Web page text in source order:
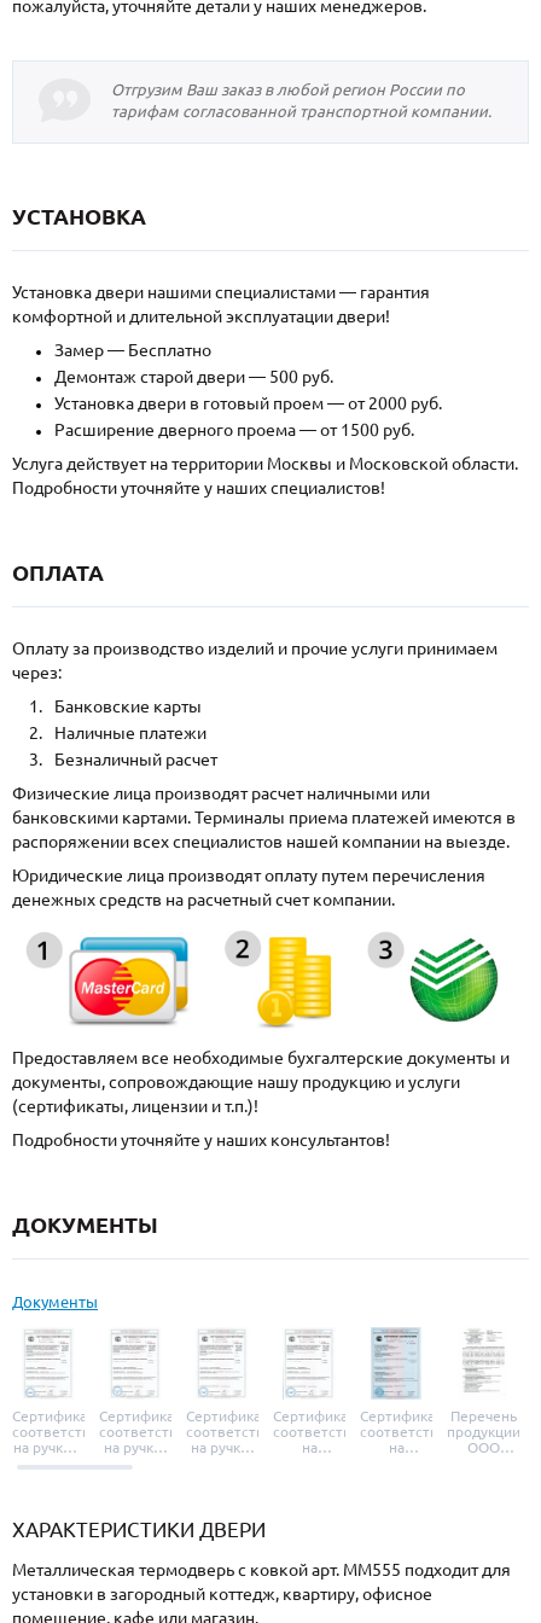
пожалуйста, уточняйте детали у наших менеджеров.
Отгрузим Ваш заказ в любой регион России по
тарифам согласованной транспортной компании.
УСТАНОВКА
Установка двери нашими специалистами — гарантия
комфортной и длительной эксплуатации двери!
Замер — Бесплатно
Демонтаж старой двери — 500 руб.
Установка двери в готовый проем — от 2000 руб.
Расширение дверного проема — от 1500 руб.
Услуга действует на территории Москвы и Московской области.
Подробности уточняйте у наших специалистов!
ОПЛАТА
Оплату за производство изделий и прочие услуги принимаем
через:
Банковские карты
Наличные платежи
Безналичный расчет
Физические лица производят расчет наличными или
банковскими картами. Терминалы приема платежей имеются в
распоряжении всех специалистов нашей компании на выезде.
Юридические лица производят оплату путем перечисления
денежных средств на расчетный счет компании.
Предоставляем все необходимые бухгалтерские документы и
документы, сопровождающие нашу продукцию и услуги
(сертификаты, лицензии и т.п.)!
Подробности уточняйте у наших консультантов!
ДОКУМЕНТЫ
Документы
Сертификат
соответствия
на ручки и
броненакладки
Сертификат
соответствия
на ручки-
защелки
Сертификат
соответствия
на ручки-
Сертификат
соответствия
на
Сертификат
соответствия
на
Перечень
продукции
ООО
ХАРАКТЕРИСТИКИ ДВЕРИ
Металлическая термодверь с ковкой арт. ММ555 подходит для
установки в загородный коттедж, квартиру, офисное
помещение, кафе или магазин.